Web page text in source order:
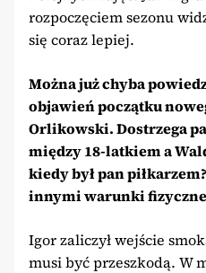
rozpoczęciem sezonu
się coraz lepiej.
Można już chyba
objawień początku
Orlikowski. Dostrzega
między 18-latkiem a
kiedy był pan
innymi warunki
Igor zaliczył wejście
musi być przeszkodą. W